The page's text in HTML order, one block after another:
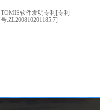
TOMIS软件发明专利[专利
号:ZL200810201185.7]